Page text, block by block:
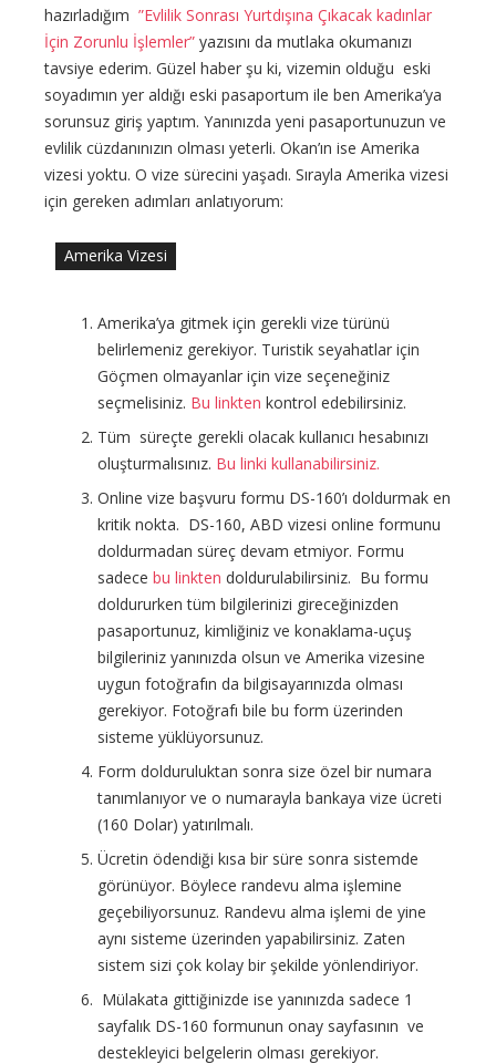
hazırladığım ”Evlilik Sonrası Yurtdışına Çıkacak kadınlar
İçin Zorunlu İşlemler” yazısını da mutlaka okumanızı
tavsiye ederim. Güzel haber şu ki, vizemin olduğu eski
soyadımın yer aldığı eski pasaportum ile ben Amerika’ya
sorunsuz giriş yaptım. Yanınızda yeni pasaportunuzun ve
evlilik cüzdanınızın olması yeterli. Okan’ın ise Amerika
vizesi yoktu. O vize sürecini yaşadı. Sırayla Amerika vizesi
için gereken adımları anlatıyorum:
Amerika Vizesi
Amerika’ya gitmek için gerekli vize türünü
belirlemeniz gerekiyor. Turistik seyahatlar için
Göçmen olmayanlar için vize seçeneğiniz
seçmelisiniz. Bu linkten kontrol edebilirsiniz.
Tüm süreçte gerekli olacak kullanıcı hesabınızı
oluşturmalısınız. Bu linki kullanabilirsiniz.
Online vize başvuru formu DS-160’ı doldurmak en
kritik nokta. DS-160, ABD vizesi online formunu
doldurmadan süreç devam etmiyor. Formu
sadece bu linkten doldurulabilirsiniz. Bu formu
doldururken tüm bilgilerinizi gireceğinizden
pasaportunuz, kimliğiniz ve konaklama-uçuş
bilgileriniz yanınızda olsun ve Amerika vizesine
uygun fotoğrafın da bilgisayarınızda olması
gerekiyor. Fotoğrafı bile bu form üzerinden
sisteme yüklüyorsunuz.
Form dolduruluktan sonra size özel bir numara
tanımlanıyor ve o numarayla bankaya vize ücreti
(160 Dolar) yatırılmalı.
Ücretin ödendiği kısa bir süre sonra sistemde
görünüyor. Böylece randevu alma işlemine
geçebiliyorsunuz. Randevu alma işlemi de yine
aynı sisteme üzerinden yapabilirsiniz. Zaten
sistem sizi çok kolay bir şekilde yönlendiriyor.
Mülakata gittiğinizde ise yanınızda sadece 1
sayfalık DS-160 formunun onay sayfasının ve
destekleyici belgelerin olması gerekiyor.